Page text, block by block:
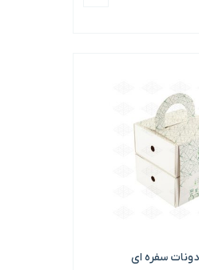
سفره ای